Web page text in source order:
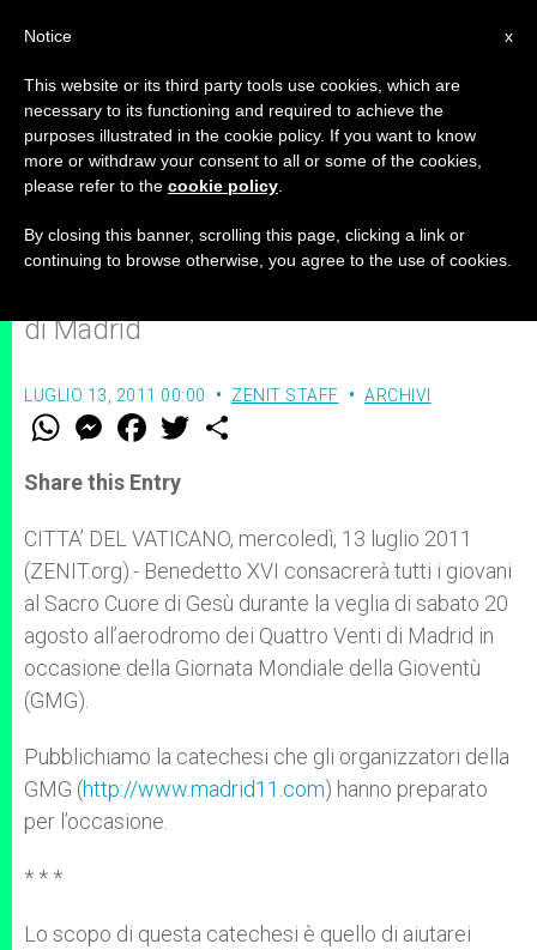
Il senso della consacrazione dei
giovani al Cuore di Gesù
di Madrid
LUGLIO 13, 2011 00:00 ZENIT STAFF ARCHIVI
W
t
s
p
p
M
e
s
e
g
e
r
F
a
e
b
o
k
w
r
Share this Entry
CITTA’ DEL VATICANO, mercoledì, 13 luglio 2011
(ZENIT.org).- Benedetto XVI consacrerà tutti i giovani
al Sacro Cuore di Gesù durante la veglia di sabato 20
agosto all’aerodromo dei Quattro Venti di Madrid in
occasione della Giornata Mondiale della Gioventù
(GMG).
Pubblichiamo la catechesi che gli organizzatori della
GMG (http://www.madrid11.com) hanno preparato
per l’occasione.
* * *
Lo scopo di questa catechesi è quello di aiutarei
x
Notice
This website or its third party tools use cookies, which are
necessary to its functioning and required to achieve the
purposes illustrated in the cookie policy. If you want to know
more or withdraw your consent to all or some of the cookies,
please refer to the cookie policy
By closing this banner, scrolling this page, clicking a link or
continuing to browse otherwise, you agree to the use of cookies.